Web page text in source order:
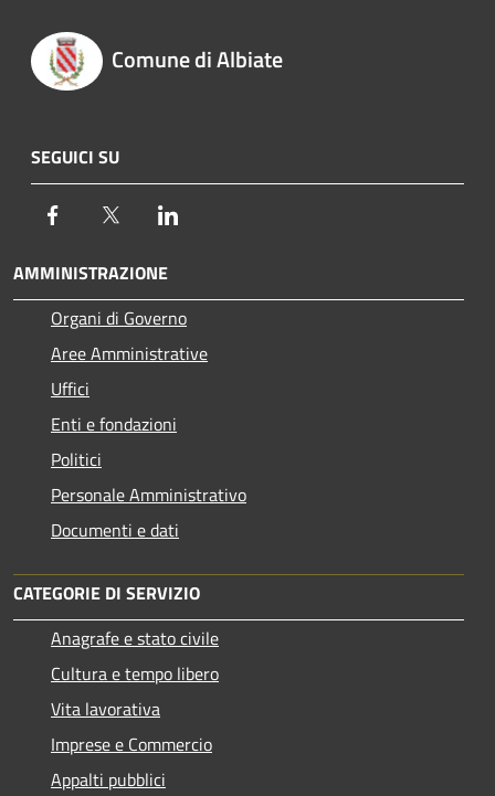
Comune di Albiate
SEGUICI SU
Facebook Twitter
AMMINISTRAZIONE
Organi di Governo
Aree Amministrative
Uffici
Enti e fondazioni
Politici
Personale Amministrativo
Documenti e dati
CATEGORIE DI SERVIZIO
Anagrafe e stato civile
Cultura e tempo libero
Vita lavorativa
Imprese e Commercio
Appalti pubblici